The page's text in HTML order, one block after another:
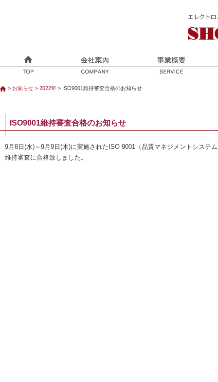
> お知らせ > 2022年 > ISO9001維持審査合格のお知らせ
ISO9001維持審査合格のお知らせ
9月8日(水)～9月9日(木)に実施されたISO 9001（品質マネジメントシステ
維持審査に合格致しました。